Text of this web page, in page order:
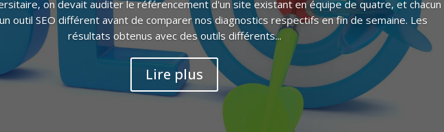
on devait auditer le référencement d'un site existant en équipe de quatre, et chacun
outil SEO différent avant de comparer nos diagnostics respectifs en fin de semaine. Les
résultats obtenus avec des outils différents...
Lire plus